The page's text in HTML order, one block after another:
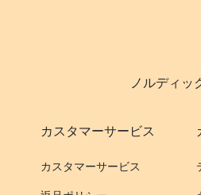
ノルディッ
カスタマーサービス
カスタマーサービス